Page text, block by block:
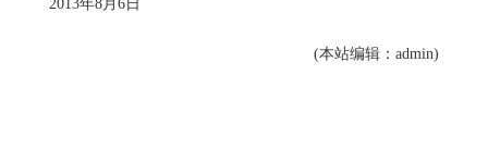
2013年8月 6日
(本站编辑：admin)